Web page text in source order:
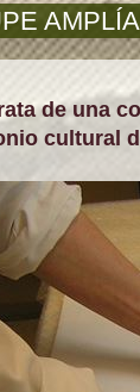
AMPLÍA
de una
cultural